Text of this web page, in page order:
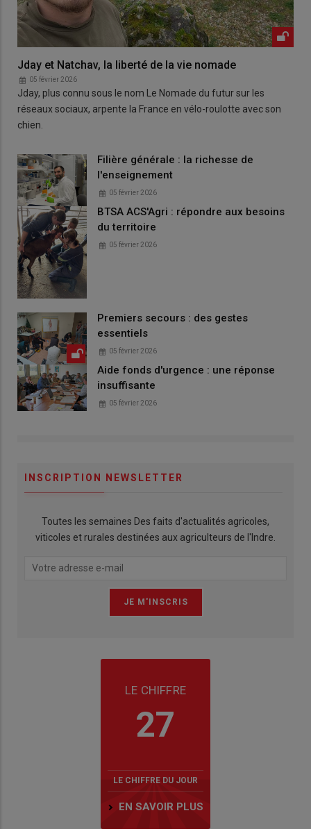
Jday et Natchav, la liberté de la vie nomade
05 février 2026
Jday, plus connu sous le nom Le Nomade du futur sur les
réseaux sociaux, arpente la France en vélo-roulotte avec son
chien.
Filière générale : la richesse de
l'enseignement
05 février 2026
BTSA ACS'Agri : répondre aux besoins
du territoire
05 février 2026
Premiers secours : des gestes
essentiels
05 février 2026
Aide fonds d'urgence : une réponse
insuffisante
05 février 2026
INSCRIPTION NEWSLETTER
Toutes les semaines Des faits d'actualités agricoles,
viticoles et rurales destinées aux agriculteurs de l'Indre.
LE CHIFFRE
27
LE CHIFFRE DU JOUR
EN SAVOIR PLUS